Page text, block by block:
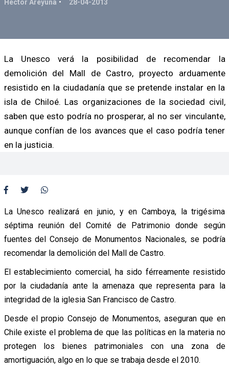
Héctor Areyuna 28-04-2013
La Unesco verá la posibilidad de recomendar la
demolición del Mall de Castro, proyecto arduamente
resistido en la ciudadanía que se pretende instalar en la
isla de Chiloé. Las organizaciones de la sociedad civil,
saben que esto podría no prosperar, al no ser vinculante,
aunque confían de los avances que el caso podría tener
en la justicia.
La Unesco realizará en junio, y en Camboya, la trigésima
séptima reunión del Comité de Patrimonio donde según
fuentes del Consejo de Monumentos Nacionales, se podría
recomendar la demolición del Mall de Castro.
El establecimiento comercial, ha sido férreamente resistido
por la ciudadanía ante la amenaza que representa para la
integridad de la iglesia San Francisco de Castro.
Desde el propio Consejo de Monumentos, aseguran que en
Chile existe el problema de que las políticas en la materia no
protegen los bienes patrimoniales con una zona de
amortiguación, algo en lo que se trabaja desde el 2010.